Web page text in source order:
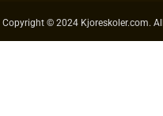
Copyright © 2024 Kjoreskoler.com.